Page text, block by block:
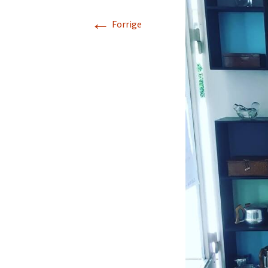
Retro-
Jul
Glas
← Forrige